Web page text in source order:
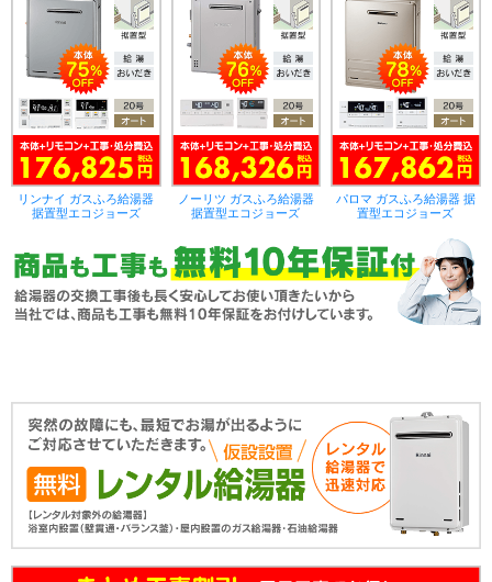
リンナイ ガスふろ給湯器
据置型エコジョーズ
ノーリツ ガスふろ給湯器
据置型エコジョーズ
パロマ ガスふろ給湯器 据
置型エコジョーズ